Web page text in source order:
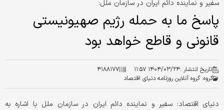
سفیر و نماینده دائم ایران در سازمان ملل:
پاسخ ما به حمله رژیم صهیونیستی
قانونی و قاطع خواهد بود
تاریخ انتشار :۱۴۰۴/۰۳/۲۴ ۱۱:۵۷
۴۱۸۸۱۷۷
گروه: گروه آنلاین روزنامه دنیای اقتصاد
دنیای اقتصاد: سفیر و نماینده دائم ایران در سازمان ملل با اشاره به